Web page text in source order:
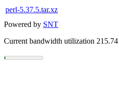
perl-5.37.5.tar.xz
Powered by SNT
Current bandwidth utilization